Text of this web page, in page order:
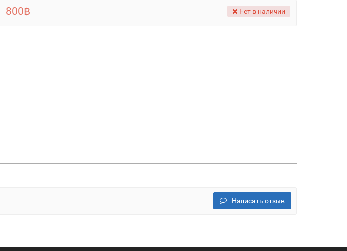
800฿ Нет в наличии
Написать отзыв